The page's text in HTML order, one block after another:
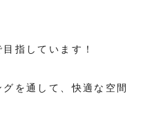
指しています！
を通して、快適な空間